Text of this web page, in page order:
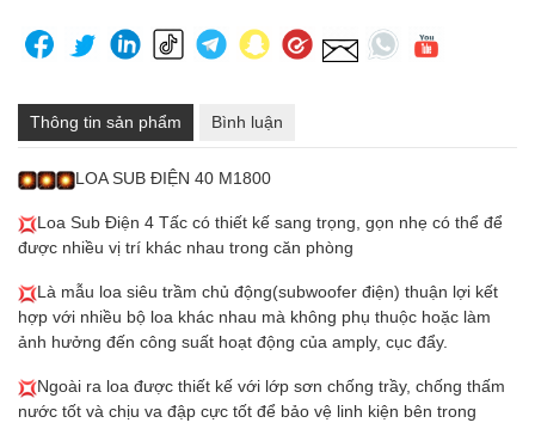
Thông tin sản phẩm Bình luận
LOA SUB ĐIỆN 40 M1800
Loa Sub Điện 4 Tấc có thiết kế sang trọng, gọn nhẹ có thể để
được nhiều vị trí khác nhau trong căn phòng
Là mẫu loa siêu trầm chủ động(subwoofer điện) thuận lợi kết
hợp với nhiều bộ loa khác nhau mà không phụ thuộc hoặc làm
ảnh hưởng đến công suất hoạt động của amply, cục đẩy.
Ngoài ra loa được thiết kế với lớp sơn chống trầy, chống thấm
nước tốt và chịu va đập cực tốt để bảo vệ linh kiện bên trong